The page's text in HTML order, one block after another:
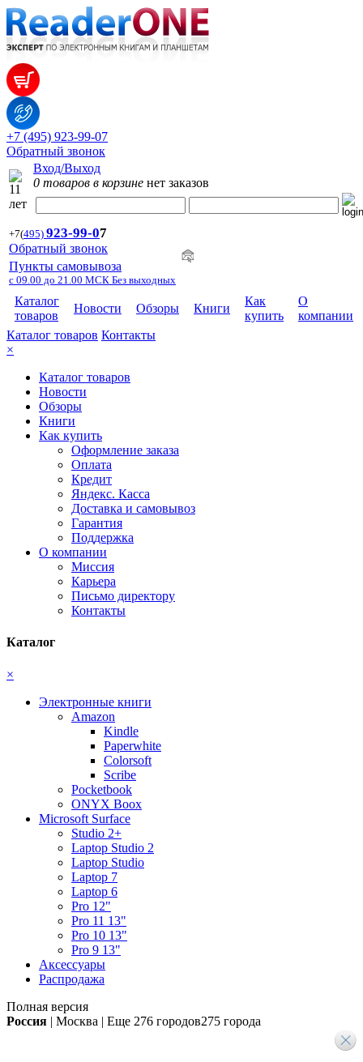
+7 (495) 923-99-07
Обратный звонок
Вход/Выход
0 товаров в корзине нет заказов
+7(495) 923-99-07
Обратный звонок
Пункты самовывоза
с 09.00 до 21.00 МСК Без выходных
Каталог
товаров
Новости Обзоры Книги
Как
купить
О
компании
Каталог товаров Контакты
×
Каталог товаров
Новости
Обзоры
Книги
Как купить
Оформление заказа
Оплата
Кредит
Яндекс. Касса
Доставка и самовывоз
Гарантия
Поддержка
О компании
Миссия
Карьера
Письмо директору
Контакты
Каталог
×
Электронные книги
Amazon
Kindle
Paperwhite
Colorsoft
Scribe
Pocketbook
ONYX Boox
Microsoft Surface
Studio 2+
Laptop Studio 2
Laptop Studio
Laptop 7
Laptop 6
Pro 12"
Pro 11 13"
Pro 10 13"
Pro 9 13"
Аксессуары
Распродажа
Полная версия
Россия | Москва | Еще 276 городов275 города